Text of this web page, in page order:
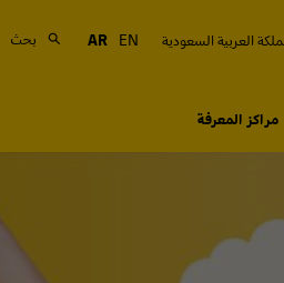
العربية السعودية EN
AR بحث
مراكز المعرفة